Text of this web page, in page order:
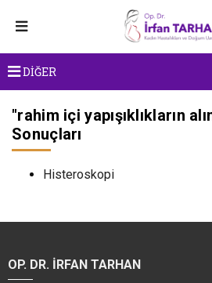
DİĞER
"rahim içi yapışıklıkların
Sonuçları
Histeroskopi
OP. DR. İRFAN TARHAN